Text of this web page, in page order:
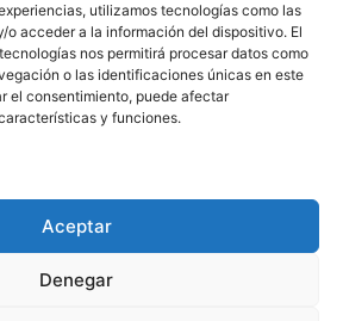
utilizamos tecnologías como las
o acceder a la información del dispositivo. El
nos permitirá procesar datos como
o las identificaciones únicas en este
el consentimiento, puede afectar
y funciones.
Aceptar
Denegar
y pueblos con alma.
|
+34 722 32 62
Instagram